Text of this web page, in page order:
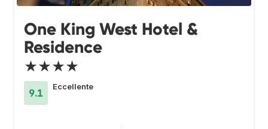
One King West Hotel &
Residence
★★★★
9.1
Eccellente